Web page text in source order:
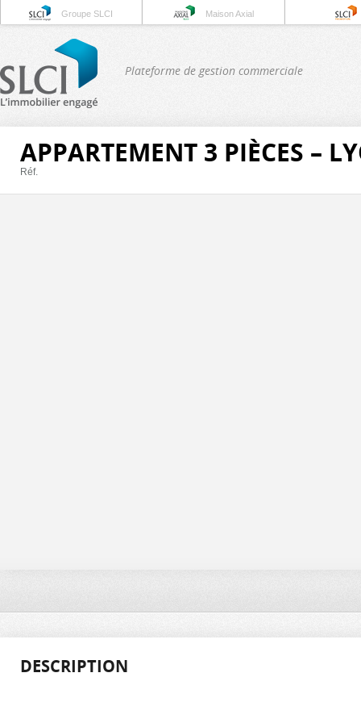
Groupe SLCI Maison Axial
Plateforme de gestion commerciale
APPARTEMENT 3 PIÈCES –
Réf.
DESCRIPTION